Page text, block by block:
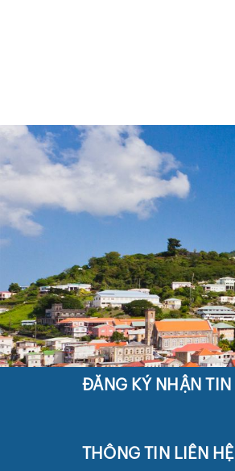
ĐĂNG KÝ NHẬN TIN
THÔNG TIN LIÊN HỆ